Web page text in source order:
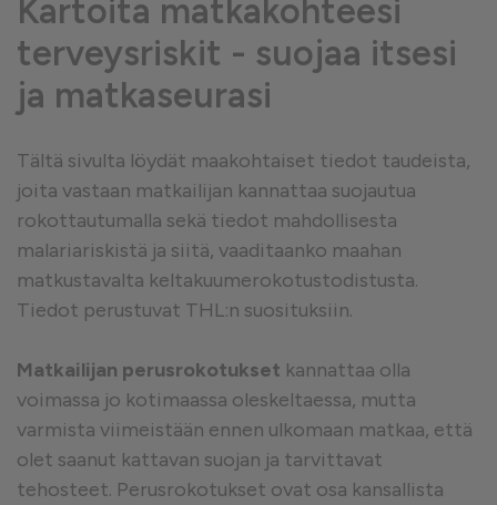
Kartoita matkakohteesi
terveysriskit - suojaa itsesi
ja matkaseurasi
Tältä sivulta löydät maakohtaiset tiedot taudeista,
joita vastaan matkailijan kannattaa suojautua
rokottautumalla sekä tiedot mahdollisesta
malariariskistä ja siitä, vaaditaanko maahan
matkustavalta keltakuumerokotustodistusta.
Tiedot perustuvat THL:n suosituksiin.
Matkailijan perusrokotukset kannattaa olla
voimassa jo kotimaassa oleskeltaessa, mutta
varmista viimeistään ennen ulkomaan matkaa, että
olet saanut kattavan suojan ja tarvittavat
tehosteet. Perusrokotukset ovat osa kansallista